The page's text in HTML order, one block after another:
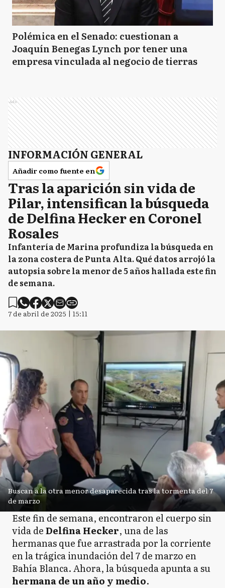
Polémica en el Senado: cuestionan a
Joaquín Benegas Lynch por tener una
empresa vinculada al negocio de tierras
Ads
INFORMACIÓN GENERAL
Añadir como fuente en
Tras la aparición sin vida de
Pilar, intensifican la búsqueda
de Delfina Hecker en Coronel
Rosales
Infantería de Marina profundiza la búsqueda en
la zona costera de Punta Alta. Qué datos arrojó la
autopsia sobre la menor de 5 años hallada este fin
de semana.
7 de abril de 2025 | 15:11
Buscan a la otra menor desaparecida tras la tormenta del 7
de marzo
Este fin de semana, encontraron el cuerpo sin
vida deDelfina Hecker, una de las
hermanas que fue arrastrada por la corriente
en la trágica inundación del 7 de marzo en
Bahía Blanca. Ahora, la búsqueda apunta a su
hermana de un año y medio.